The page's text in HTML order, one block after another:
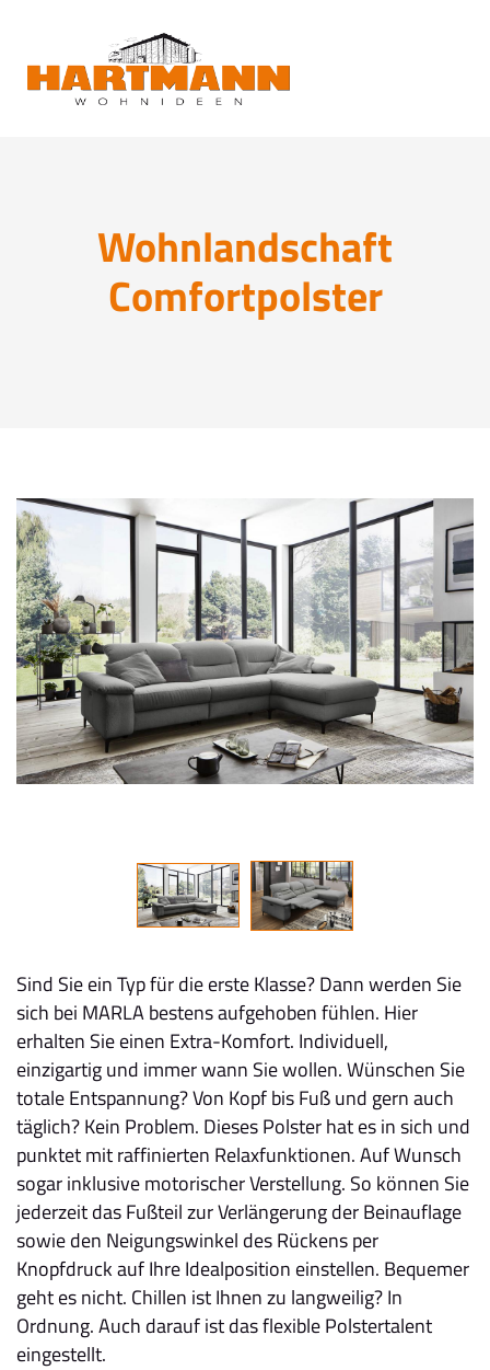
Wohnlandschaft
Comfortpolster
Sind Sie ein Typ für die erste Klasse? Dann werden Sie
sich bei MARLA bestens aufgehoben fühlen. Hier
erhalten Sie einen Extra-Komfort. Individuell,
einzigartig und immer wann Sie wollen. Wünschen Sie
totale Entspannung? Von Kopf bis Fuß und gern auch
täglich? Kein Problem. Dieses Polster hat es in sich und
punktet mit raffinierten Relaxfunktionen. Auf Wunsch
sogar inklusive motorischer Verstellung. So können Sie
jederzeit das Fußteil zur Verlängerung der Beinauflage
sowie den Neigungswinkel des Rückens per
Knopfdruck auf Ihre Idealposition einstellen. Bequemer
geht es nicht. Chillen ist Ihnen zu langweilig? In
Ordnung. Auch darauf ist das flexible Polstertalent
eingestellt.